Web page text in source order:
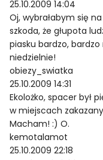
25.10.2009 14:04
Oj, wybrałabym się
szkoda, że głupota
piasku bardzo,
niedzielnie!
obiezy_swiatka
25.10.2009 14:31
Ekolożko, spacer był
w miejscach
Macham! :) O.
kemotalamot
25.10.2009 22:18